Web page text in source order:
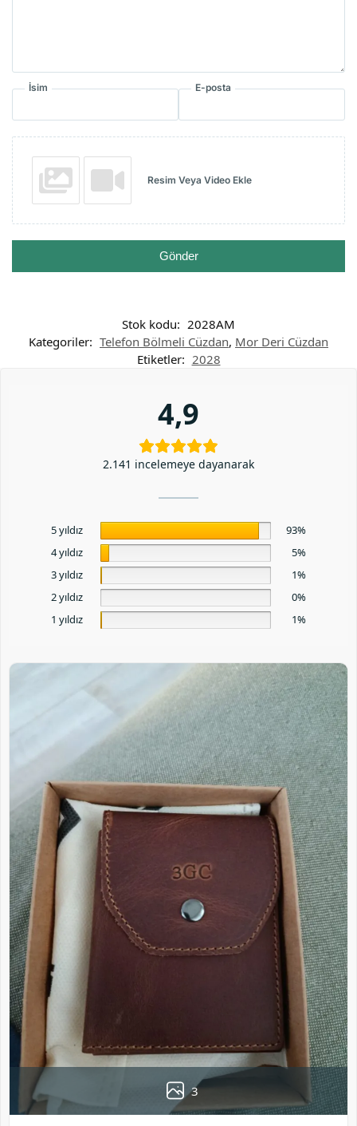
İsim E-posta
Resim Veya Video Ekle
Gönder
Stok kodu: 2028AM
Kategoriler: Telefon Bölmeli Cüzdan, Mor Deri Cüzdan
Etiketler: 2028
4,9
2.141 incelemeye dayanarak
5 yıldız
93%
4 yıldız
5%
3 yıldız
1%
2 yıldız
0%
1 yıldız
1%
3